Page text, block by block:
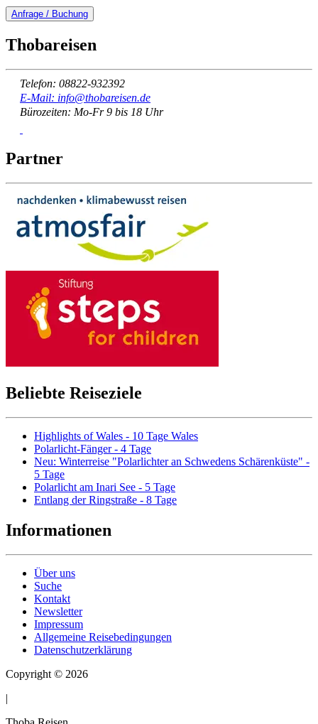
Anfrage / Buchung
Thobareisen
Telefon: 08822-932392
E-Mail: info@thobareisen.de
Bürozeiten: Mo-Fr 9 bis 18 Uhr
Partner
Beliebte Reiseziele
Highlights of Wales - 10 Tage Wales
Polarlicht-Fänger - 4 Tage
Neu: Winterreise "Polarlichter an Schwedens Schärenküste" -
5 Tage
Polarlicht am Inari See - 5 Tage
Entlang der Ringstraße - 8 Tage
Informationen
Über uns
Suche
Kontakt
Newsletter
Impressum
Allgemeine Reisebedingungen
Datenschutzerklärung
Copyright © 2026
|